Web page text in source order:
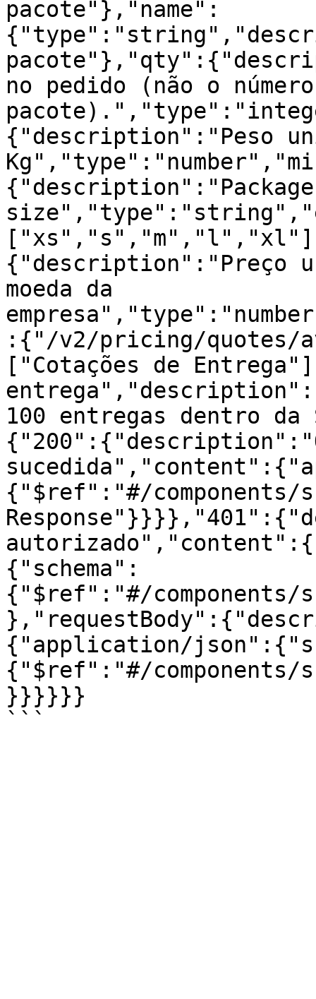
pacote"},"name":
no pedido (não o
{"description":"Peso
{"description":"Package
{"description":"Preço
moeda da
:{"/v2/pricing/
["Cotações de
100 entregas dentro
{"$ref":"#/components/
{"schema":
{"$ref":"#/components/
{"application/
{"$ref":"#/components/
}}}}}}